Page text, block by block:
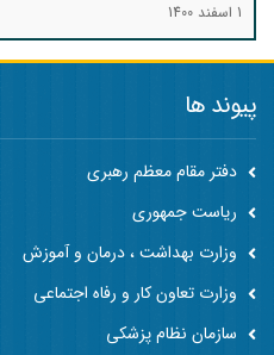
1 اسفند 1400
پیوند ها
دفتر مقام معظم رهبری
ریاست جمهوری
وزارت بهداشت ، درمان و آموزش
وزارت تعاون کار و رفاه اجتماعی
سازمان نظام پزشکی